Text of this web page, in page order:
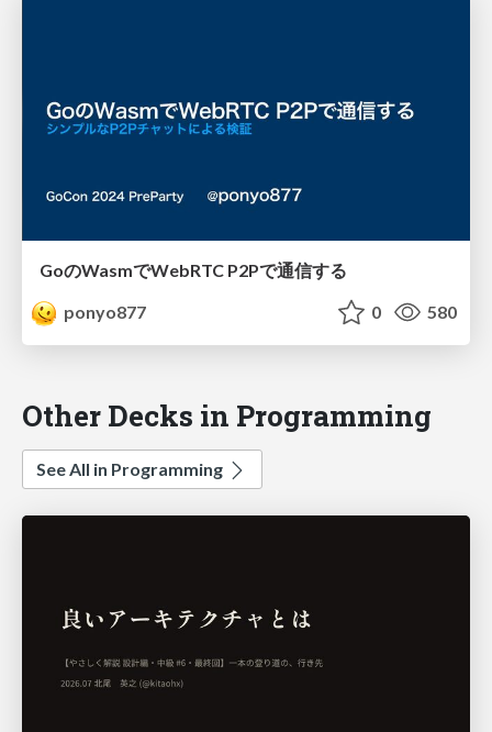
GoのWasmでWebRTC P2Pで通信する
ponyo877
0 580
Other Decks in Programming
See All in Programming